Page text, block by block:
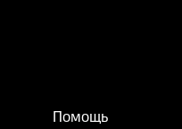
Помощь